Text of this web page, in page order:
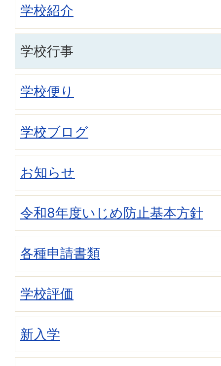
学校紹介
学校行事
学校便り
学校ブログ
お知らせ
令和8年度いじめ防止基本方針
各種申請書類
学校評価
新入学